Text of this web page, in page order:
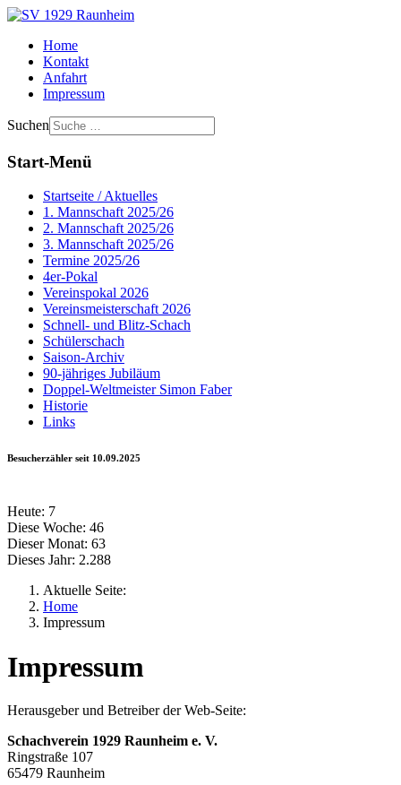
Home
Kontakt
Anfahrt
Impressum
Suchen
Start-Menü
Startseite / Aktuelles
1. Mannschaft 2025/26
2. Mannschaft 2025/26
3. Mannschaft 2025/26
Termine 2025/26
4er-Pokal
Vereinspokal 2026
Vereinsmeisterschaft 2026
Schnell- und Blitz-Schach
Schülerschach
Saison-Archiv
90-jähriges Jubiläum
Doppel-Weltmeister Simon Faber
Historie
Links
Besucherzähler seit 10.09.2025
Heute: 7
Diese Woche: 46
Dieser Monat: 63
Dieses Jahr: 2.288
Aktuelle Seite:
Home
Impressum
Impressum
Herausgeber und Betreiber der Web-Seite:
Schachverein 1929 Raunheim e. V.
Ringstraße 107
65479 Raunheim